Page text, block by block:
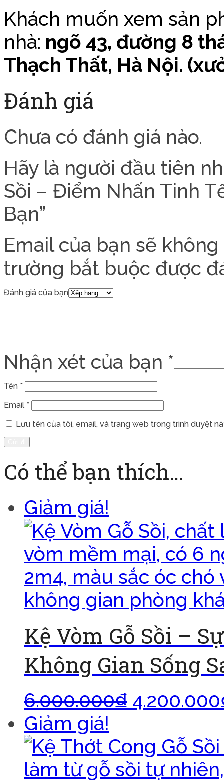
Khách muốn xem sản
nhà: ngõ 43, đường 8
Thạch Thất, Hà Nội.
Đánh giá
Chưa có đánh giá nào.
Hãy là người đầu tiên
Sồi – Điểm Nhấn Tinh
Bạn”
Email của bạn sẽ
trường bắt buộc được
Đánh giá của bạn
Nhận xét của bạn *
Tên *
Email *
Lưu tên của tôi, email, và trang web trong trình duyệt
Có thể bạn thích…
Giảm giá!
Kệ Vòm Gỗ Sồi –
Không Gian Sống
6.000.000₫ 4.200.000
Giảm giá!